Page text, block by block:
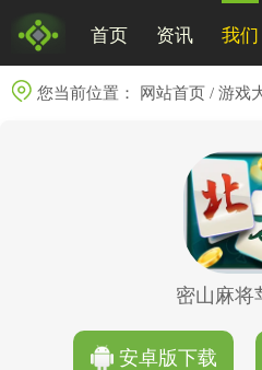
首页 资讯 我们
您当前位置： 网站首页 / 游戏
密山麻将
安卓版下载